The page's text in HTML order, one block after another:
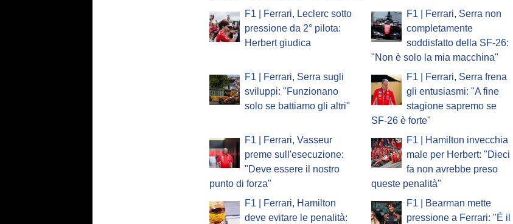
F1 | Ferrari, Leclerc sotto
pressione da 2° pilota:
Herbert giudica
F1 | Ferrari, Serra non
completamente
soddisfatto della SF-26:
"Non è solo la mia macchina"
F1 | Ferrari, Serra sugli
sviluppi: "Funzionano
solo se battiamo gli altri"
F1 | Ferrari, Serra frena
gli entusiasmi: "A fine
stagione sapremo se
SF-26 è forte"
F1 | Ferrari, Vasseur
preme sull'esecuzione:
"Deve essere il nostro
punto di forza"
F1 | Hamilton invecchia
male per Herbert: "Dieci
fa non avrebbe preso
queste penalità"
F1 | Ferrari, Hamilton
deve evitare le penalità:
F1 | Bearman mette
pressione a Ferrari: "É il